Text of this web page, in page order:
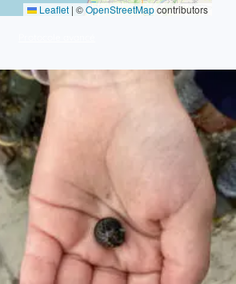
Leaflet | ©OpenStreetMapcontributors